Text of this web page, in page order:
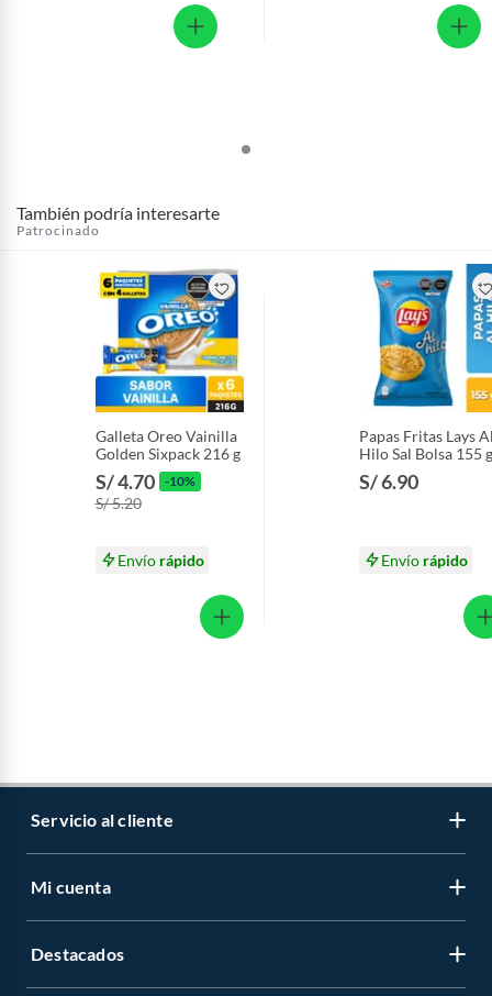
También podría interesarte
Patrocinado
Galleta Oreo Vainilla
Golden Sixpack 216 g
S/ 4.70 -10%
S/ 5.20
Envío rápido
Papas Fritas Lays
Hilo Sal Bolsa 155 g
S/ 6.90
Envío rápido
Servicio al cliente
Libro de reclamaciones
Mi cuenta
Regístrate
Destacados